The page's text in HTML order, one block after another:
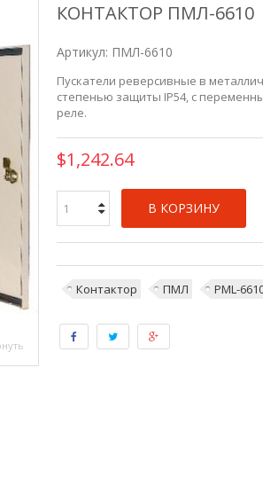
КОНТАКТОР ПМЛ-6610
Артикул: ПМЛ-6610
Пускатели реверсивные в
степенью защиты IP54, c
реле.
$1,242.64
В КОРЗИНУ
Контактор ПМЛ PML-